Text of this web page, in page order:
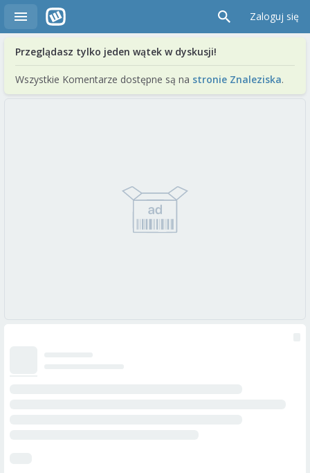
Zaloguj się
Przeglądasz tylko jeden wątek w dyskusji!
Wszystkie Komentarze dostępne są na stronie Znaleziska.